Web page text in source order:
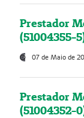
Prestador
(51004355-
07 de Maio de
Prestador
(51004352-